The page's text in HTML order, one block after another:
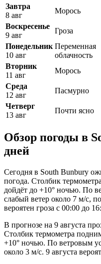
Завтра
8 авг
Морось
Воскресенье
9 авг
Гроза
Понедельник
10 авг
Переменная
облачность
Вторник
11 авг
Морось
Среда
12 авг
Пасмурно
Четверг
13 авг
Почти ясно
Обзор погоды в
дней
Сегодня в South Bunbury
погода. Столбик
дойдёт до +10° ночью. По
слабый ветер около 7 м/с,
вероятен гроза с 00:00 до
В прогнозе на 9 августа
Столбик термометра
+10° ночью. По ветровым
около 3 м/с. 9 августа